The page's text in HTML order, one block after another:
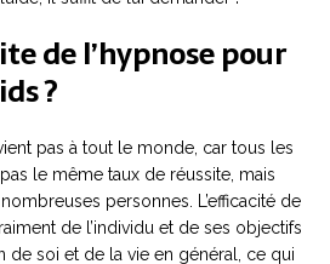
de l’hypnose pour
?
pas à tout le monde, car tous les
le même taux de réussite, mais
personnes. L’efficacité de
de l’individu et de ses objectifs
de soi et de la vie en général, ce qui